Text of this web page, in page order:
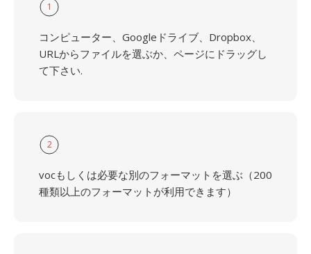
1
コンピューター、Googleドライブ、Dropbox、
URLからファイルを選ぶか、ページにドラッグし
て下さい.
2
vocもしくは必要な別のフォーマットを選ぶ（200
種類以上のフォーマットが利用できます）